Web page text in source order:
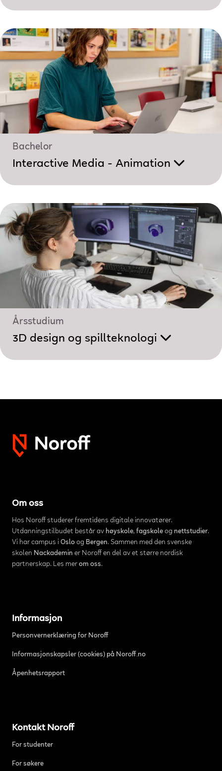
Bachelor
Interactive Media - Animation
Årsstudium
3D design og spillteknologi
Om oss
Hos Noroff studerer fremtidens digitale innovatører.
Utdanningstilbudet består av høyskole, fagskoleog nettstudier.
Vi har campus i Osloog Bergen. Sammen med den svenske
skolen Nackademin er Noroff en del av et større nordisk
partnerskap. Les mer om oss.
Informasjon
Personvernerklæring for Noroff
Informasjonskapsler (cookies) på Noroff.no
Åpenhetsrapport
Kontakt Noroff
For studenter
For søkere